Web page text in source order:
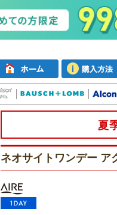
夏
ネオサイトワンデー ア